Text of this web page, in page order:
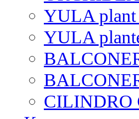
YULA plant
YULA
CILINDRO